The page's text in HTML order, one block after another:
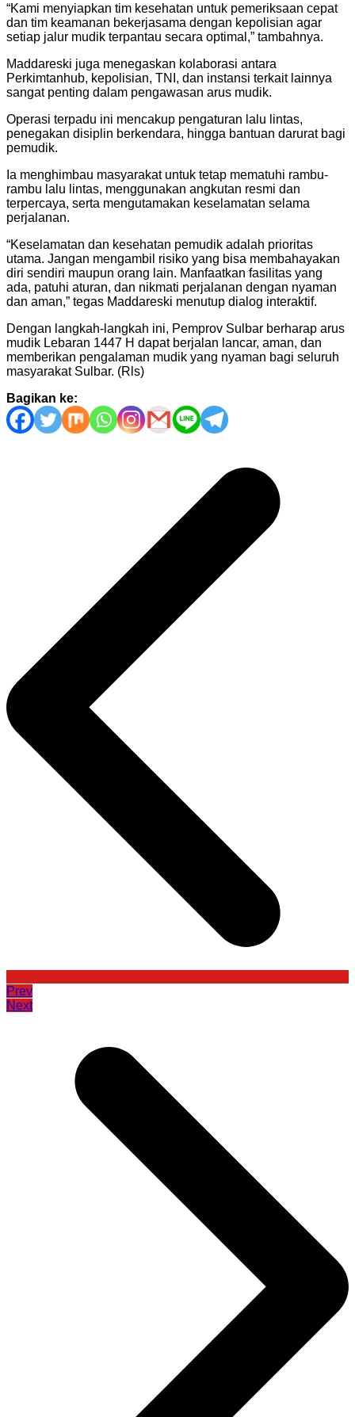
“Kami menyiapkan tim kesehatan untuk pemeriksaan cepat
dan tim keamanan bekerjasama dengan kepolisian agar
setiap jalur mudik terpantau secara optimal,” tambahnya.
Maddareski juga menegaskan kolaborasi antara
Perkimtanhub, kepolisian, TNI, dan instansi terkait lainnya
sangat penting dalam pengawasan arus mudik.
Operasi terpadu ini mencakup pengaturan lalu lintas,
penegakan disiplin berkendara, hingga bantuan darurat bagi
pemudik.
Ia menghimbau masyarakat untuk tetap mematuhi rambu-
rambu lalu lintas, menggunakan angkutan resmi dan
terpercaya, serta mengutamakan keselamatan selama
perjalanan.
“Keselamatan dan kesehatan pemudik adalah prioritas
utama. Jangan mengambil risiko yang bisa membahayakan
diri sendiri maupun orang lain. Manfaatkan fasilitas yang
ada, patuhi aturan, dan nikmati perjalanan dengan nyaman
dan aman,” tegas Maddareski menutup dialog interaktif.
Dengan langkah-langkah ini, Pemprov Sulbar berharap arus
mudik Lebaran 1447 H dapat berjalan lancar, aman, dan
memberikan pengalaman mudik yang nyaman bagi seluruh
masyarakat Sulbar. (Rls)
Bagikan ke:
Prev
Next